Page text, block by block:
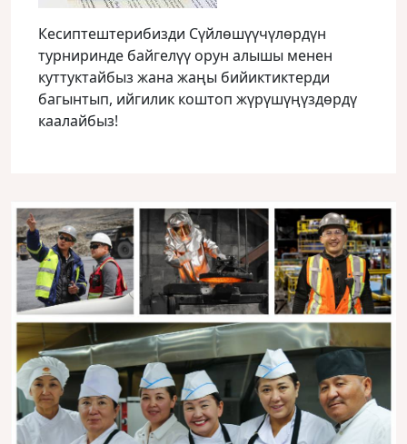
Кесиптештерибизди Сүйлөшүүчүлөрдүн
турниринде байгелүү орун алышы менен
куттуктайбыз жана жаңы бийиктиктерди
багынтып, ийгилик коштоп жүрүшүңүздөрдү
каалайбыз!